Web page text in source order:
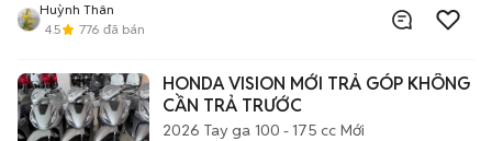
Huỳnh Thân
4.5
776 đã bán
HONDA VISION MỚI TRẢ GÓP KHÔNG
CẦN TRẢ TRƯỚC
2026 Tay ga 100 - 175 cc Mới